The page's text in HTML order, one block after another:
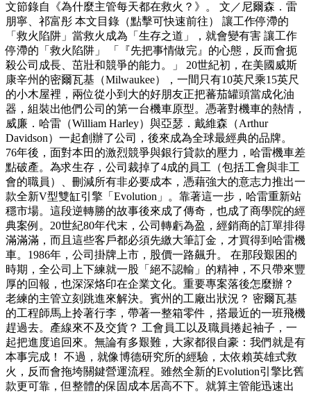
文節錄自《為什麼主管每天都在救火？》。 文／尼爾森．雷
朋寧、祁富彤 本文目錄（點擊可快速前往） 讓工作停滯的
「救火陷阱」當救火成為「生存之道」，就會變有害 讓工作
停滯的「救火陷阱」 「『先把事情做完』的心態，反而會扼
殺公司成長、茁壯和競爭的能力。」 20世紀初，在美國威斯
康辛州的密爾瓦基（Milwaukee），一間只有10英尺乘15英尺
的小木屋裡，兩位從小到大的好朋友正把蕃茄罐頭當成化油
器，組裝出他們公司的第一台機車原型。憑著對機車的熱情，
威廉．哈雷（William Harley）與亞瑟．戴維森（Arthur
Davidson）一起創辦了公司，後來成為全球最經典的品牌。
76年後，面對本田的激烈競爭與銀行貸款的壓力，哈雷機車差
點破產。為求生存，公司裁掉了4成的員工（包括工會與非工
會的職員）、刪減所有非必要成本，憑藉強大的意志力推出一
款全新V型雙缸引擎「Evolution」。靠著這一步，哈雷重新站
穩市場。這段逆轉勝的故事後來成了傳奇，也成了商學院的經
典案例。20世紀80年代末，公司轉虧為盈，經銷商的訂單排得
滿滿滿，而且這些客戶都必須先繳大筆訂金，才買得到哈雷機
車。1986年，公司掛牌上市，股價一路飆升。 在那段艱困的
時期，全公司上下練就一股「絕不認輸」的精神，不只帶來豐
厚的回報，也深深烙印在企業文化。重要專案落後怎麼辦？
老練的主管立刻跳進來解決。賓州的工廠出狀況？ 密爾瓦基
的工程師馬上拎著行李，帶著一整箱零件，搭最近的一班飛機
趕過去。產線來不及交貨？ 工會員工以及職員捲起袖子，一
起把進度追回來。無論有多艱難，大家都很自豪：我們就是有
本事完成！ 不過，就像博德研究所的經驗，太依賴英雄式救
火，反而會拖垮關鍵營運流程。雖然全新的Evolution引擎比舊
款更可靠，但整體的保固成本居高不下。就算主管能迅速出